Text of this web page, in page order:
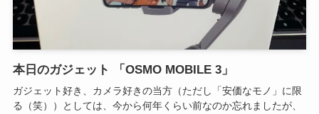
本日のガジェット 「OSMO MOBILE 3」
ガジェット好き、カメラ好きの当方（ただし「安価なモノ」に限
る（笑））としては、今から何年くらい前なのか忘れましたが、